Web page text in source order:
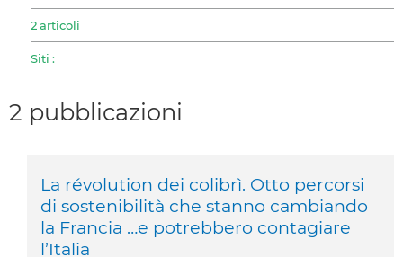
2 articoli
Siti :
2 pubblicazioni
La révolution dei colibrì. Otto percorsi
di sostenibilità che stanno cambiando
la Francia …e potrebbero contagiare
l’Italia